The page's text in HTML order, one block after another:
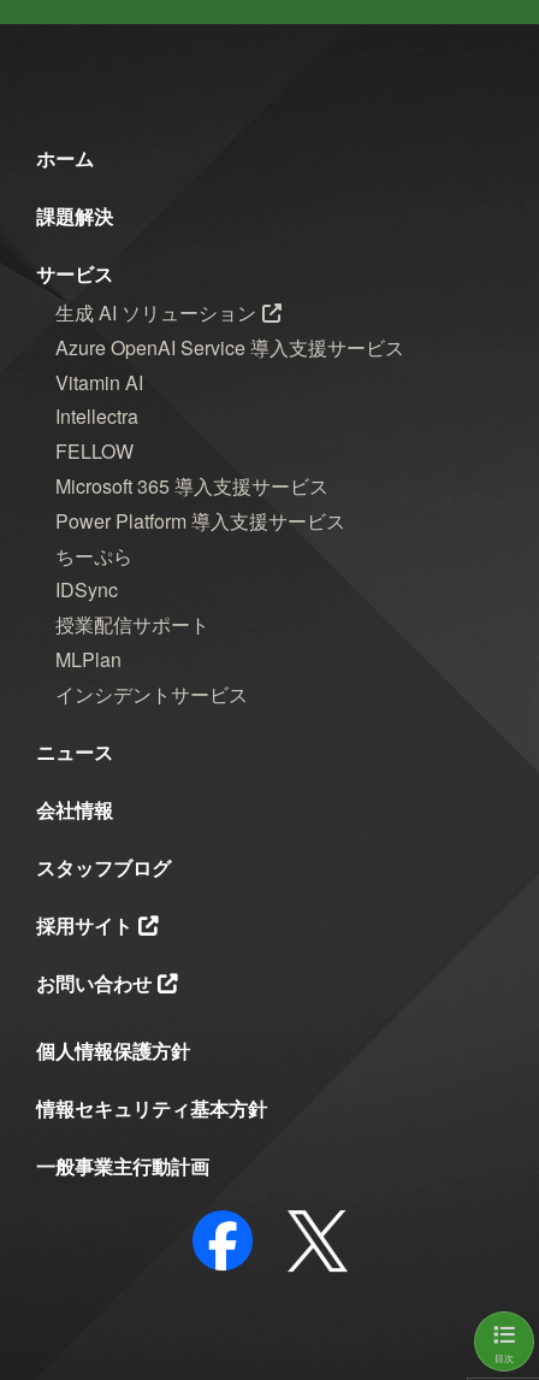
目次
ホーム
課題解決
サービス
生成 AI ソリューション
Azure OpenAI Service 導入支援サービス
Vitamin AI
Intellectra
FELLOW
Microsoft 365 導入支援サービス
Power Platform 導入支援サービス
ちーぷら
IDSync
授業配信サポート
MLPlan
インシデントサービス
ニュース
会社情報
スタッフブログ
採用サイト
お問い合わせ
個人情報保護方針
情報セキュリティ基本方針
一般事業主行動計画